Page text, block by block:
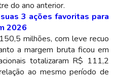
do ano anterior.
3 ações favoritas para
2026
milhões, com leve recuo
a margem bruta ficou em
totalizaram R$ 111,2
ao mesmo período de